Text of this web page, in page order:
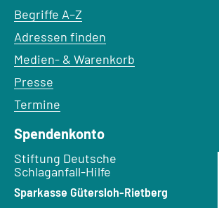
Begriffe A–Z
Adressen finden
Medien- & Warenkorb
Presse
Termine
Spendenkonto
Empfänger:
Stiftung Deutsche
Schlaganfall-Hilfe
Bank:
Sparkasse Gütersloh-Rietberg